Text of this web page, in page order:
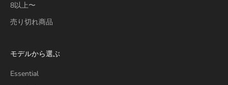
8以上〜
売り切れ商品
モデルから選ぶ
Essential